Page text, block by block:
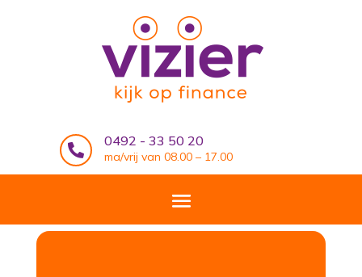

0492 - 33 50 20
ma/vrij van 08.00 – 17.00